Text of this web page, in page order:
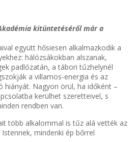
kitüntetéséről már a
együtt hősiesen alkalmazkodik a
hálózsákokban alszanak,
padlózatán, a tábori tűzhelynél
a villamos-energia és az
hiányát. Nagyon örül, ha időként –
kerülhet szeretteivel, s
rendben van.
több alkalommal is tűz alá vették az
mindenki ép bőrrel